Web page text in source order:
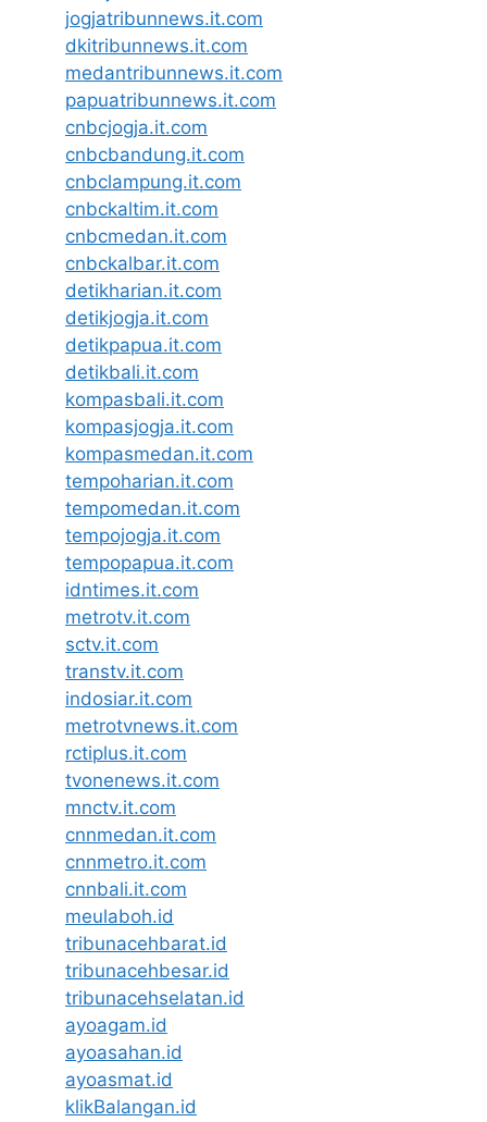
jogjatribunnews.it.com
dkitribunnews.it.com
medantribunnews.it.com
papuatribunnews.it.com
cnbcjogja.it.com
cnbcbandung.it.com
cnbclampung.it.com
cnbckaltim.it.com
cnbcmedan.it.com
cnbckalbar.it.com
detikharian.it.com
detikjogja.it.com
detikpapua.it.com
detikbali.it.com
kompasbali.it.com
kompasjogja.it.com
kompasmedan.it.com
tempoharian.it.com
tempomedan.it.com
tempojogja.it.com
tempopapua.it.com
idntimes.it.com
metrotv.it.com
sctv.it.com
transtv.it.com
indosiar.it.com
metrotvnews.it.com
rctiplus.it.com
tvonenews.it.com
mnctv.it.com
cnnmedan.it.com
cnnmetro.it.com
cnnbali.it.com
meulaboh.id
tribunacehbarat.id
tribunacehbesar.id
tribunacehselatan.id
ayoagam.id
ayoasahan.id
ayoasmat.id
klikBalangan.id